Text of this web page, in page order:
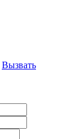
Вызвать